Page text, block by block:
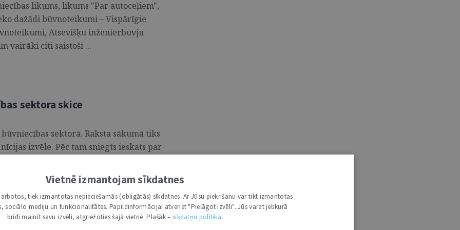
likums, likums "Par autoceļiem",
dažādi būvnoteikumi – Vispārīgie
Atsevišķu inženierbūvju
vairāki citi saistoši ...
sektora skice
sektorā. Raksta sākumā tiks
izvēle. Pēc tam sniegts ieskats par
Tāpat rakstā ir veikta riska kategoriju
to no dažādām perspektīvām,
jautājumi. Kopumā šī raksta mērķis ir
aplūkojot vairākus
aspektos jaunu skatījumu uz šo
Vietnē izmantojam sīkdatnes
tiek izmantotas nepieciešamās (obligātās) sīkdatnes. Ar Jūsu piekrišanu var tikt izmantotas
sociālo mediju un funkcionalitātes. Papildinformācijai atveriet "Pielāgot izvēli". Jūs varat jebkurā
brīdī mainīt savu izvēli, atgriežoties šajā vietnē. Plašāk – sīkdatņu politikā.